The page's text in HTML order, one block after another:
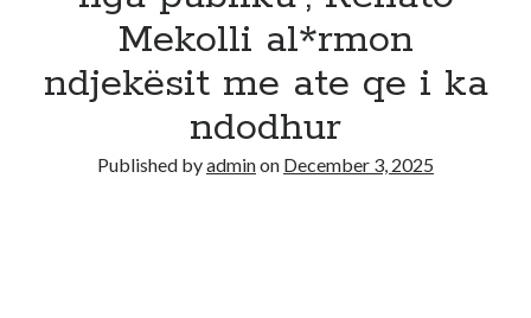
Mekolli al*rmon
ndjekësit me ate qe i ka
ndodhur
Published byadminon December 3, 2025